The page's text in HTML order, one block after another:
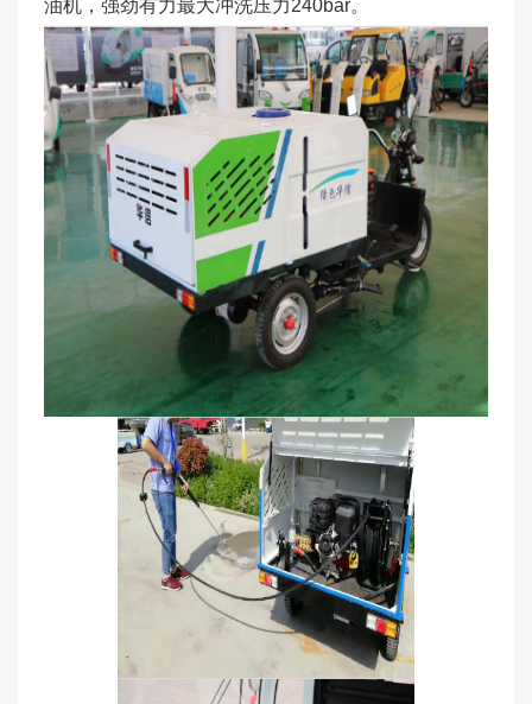
油机，强劲有力最大冲洗压力240bar。